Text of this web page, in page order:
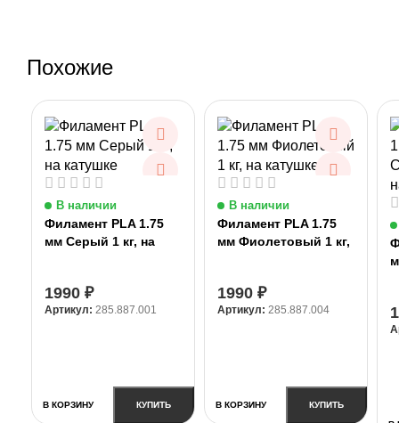
Похожие
Филамент PLA 1.75
мм Серый 1 кг, на
В наличии
1990 ₽
В КОРЗИНУ КУПИТЬ
Артикул: 285.887.001
Филамент PLA 1.75
мм Фиолетовый 1 кг,
В наличии
1990 ₽
В КОРЗИНУ КУПИТЬ
Артикул: 285.887.004